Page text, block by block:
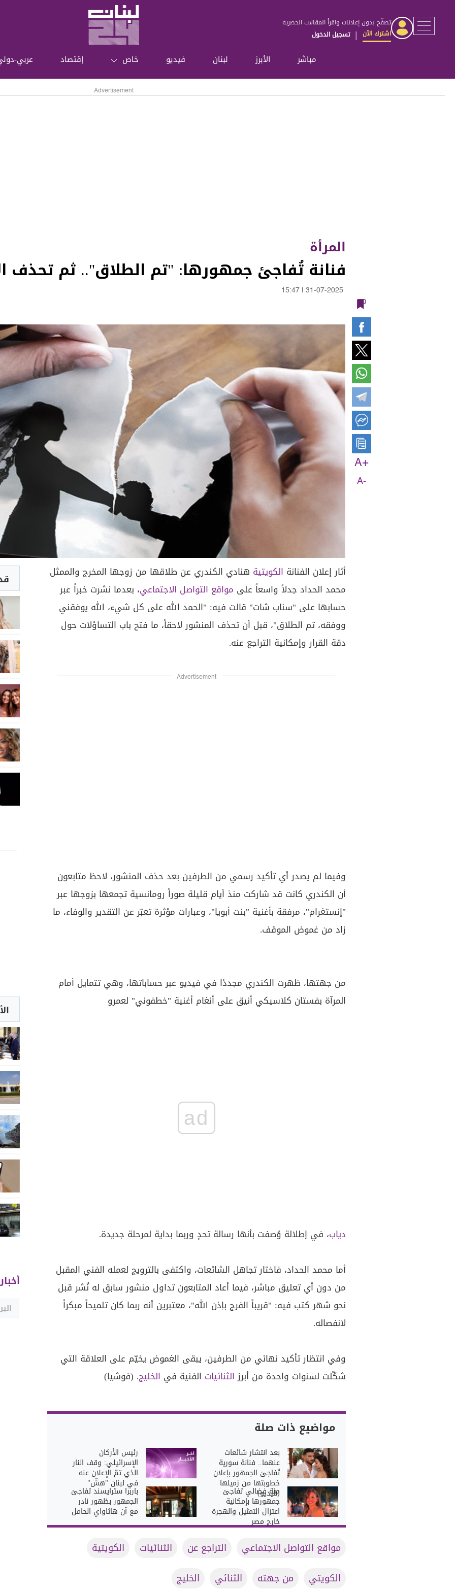
تصفّح بدون إعلانات واقرأ المقالات الحصرية
اشترك الآن | تسجيل الدخول
مباشر الأبرز لبنان فيديو خاص إقتصاد عربي-
Advertisement
المرأة
فنانة تُفاجئ جمهورها: "تم الطلاق".. ثم تحذف
31-07-2025
15:47
A+
A-
أثار إعلان الفنانة الكويتية هنادي الكندري عن طلاقها من زوجها المخرج والممثل
محمد الحداد جدلاً واسعاً على مواقع التواصل الاجتماعي، بعدما نشرت خبراً عبر
حسابها على "سناب شات" قالت فيه: "الحمد الله على كل شيء، الله يوفقني
ووفقه، تم الطلاق"، قبل أن تحذف المنشور لاحقاً، ما فتح باب التساؤلات حول
دقة القرار وإمكانية التراجع عنه.
Advertisement
وفيما لم يصدر أي تأكيد رسمي من الطرفين بعد حذف المنشور، لاحظ متابعون
أن الكندري كانت قد شاركت منذ أيام قليلة صوراً رومانسية تجمعها بزوجها عبر
"إنستغرام"، مرفقة بأغنية "بنت أبويا"، وعبارات مؤثرة تعبّر عن التقدير والوفاء، ما
زاد من غموض الموقف.
من جهتها، ظهرت الكندري مجددًا في فيديو عبر حساباتها، وهي تتمايل أمام
المرآة بفستان كلاسيكي أنيق على أنغام أغنية "خطفوني" لعمرو
ad
دياب، في إطلالة وُصفت بأنها رسالة تحدٍ وربما بداية لمرحلة جديدة.
أما محمد الحداد، فاختار تجاهل الشائعات، واكتفى بالترويج لعمله الفني المقبل
من دون أي تعليق مباشر، فيما أعاد المتابعون تداول منشور سابق له نُشر قبل
نحو شهر كتب فيه: "قريباً الفرج بإذن الله"، معتبرين أنه ربما كان تلميحاً مبكراً
لانفصاله.
وفي انتظار تأكيد نهائي من الطرفين، يبقى الغموض يخيّم على العلاقة التي
شكّلت لسنوات واحدة من أبرزالثنائيات الفنية في الخليج. (فوشيا)
مواضيع ذات صلة
بعد انتشار شائعات
عنهما.. فنانة سورية
تُفاجئ الجمهور بإعلان
خطوبتها من زميلها
(فيديو)
رئيس الأركان
الإسرائيلي: وقف النار
الذي تمّ الإعلان عنه
في لبنان "هشّ"
منة فضالي تفاجئ
جمهورها بإمكانية
اعتزال التمثيل والهجرة
خارج مصر
باربرا سترايسند تفاجئ
الجمهور بظهور نادر
مع آن هاثاواي الحامل
مواقع التواصل الاجتماعي التراجع عن الثنائيات
الكويتية
الكويتي
من جهته الثنائي الخليج